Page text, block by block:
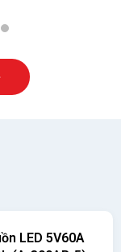
9
LED 5V60A